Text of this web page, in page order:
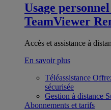
Usage
TeamViewer
Accès et assistance à
En savoir plus
Téléassistance
sécurisée
Gestion à distance
Abonnements et tarifs